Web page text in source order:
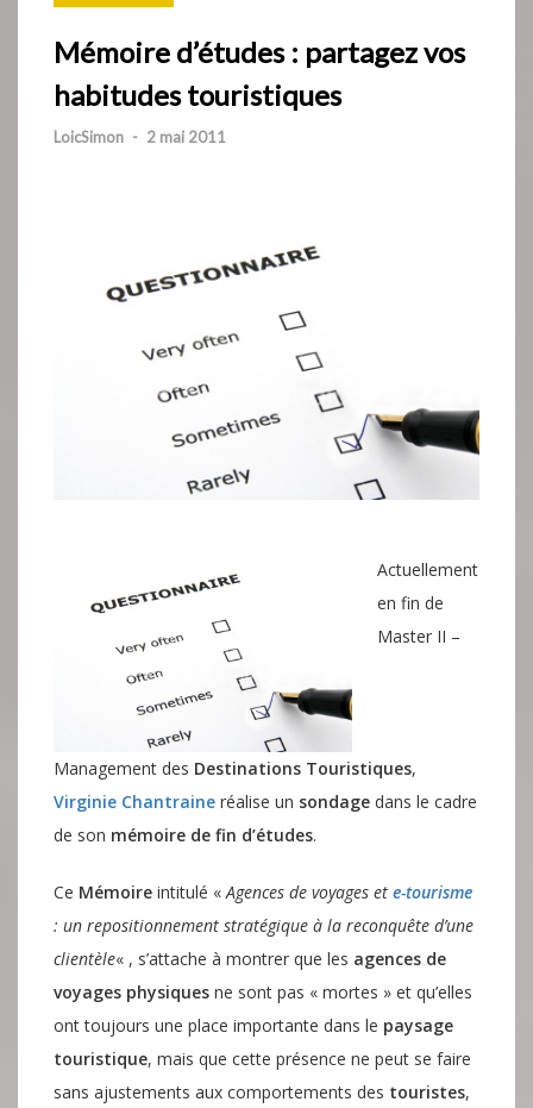
Mémoire d’études : partagez vos
habitudes touristiques
LoicSimon - 2 mai 2011
Actuellement
en fin de
Master II –
Management des Destinations Touristiques,
Virginie Chantraine réalise un sondage dans le cadre
de son mémoire de fin d’études.
Ce Mémoire intitulé «Agences de voyages et e-tourisme
: un repositionnement stratégique à la reconquête d’une
clientèle« , s’attache à montrer que les agences de
voyages physiques ne sont pas « mortes » et qu’elles
ont toujours une place importante dans le paysage
touristique, mais que cette présence ne peut se faire
sans ajustements aux comportements des touristes,